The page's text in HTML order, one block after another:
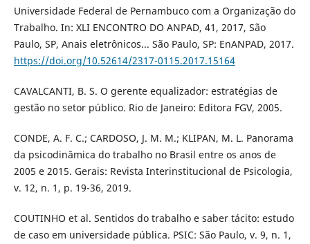
Universidade Federal de Pernambuco com a Organização do
Trabalho. In: XLI ENCONTRO DO ANPAD, 41, 2017, São
Paulo, SP, Anais eletrônicos... São Paulo, SP: EnANPAD, 2017.
https://doi.org/10.52614/2317-0115.2017.15164
CAVALCANTI, B. S. O gerente equalizador: estratégias de
gestão no setor público. Rio de Janeiro: Editora FGV, 2005.
CONDE, A. F. C.; CARDOSO, J. M. M.; KLIPAN, M. L. Panorama
da psicodinâmica do trabalho no Brasil entre os anos de
2005 e 2015. Gerais: Revista Interinstitucional de Psicologia,
v. 12, n. 1, p. 19-36, 2019.
COUTINHO et al. Sentidos do trabalho e saber tácito: estudo
de caso em universidade pública. PSIC: São Paulo, v. 9, n. 1,